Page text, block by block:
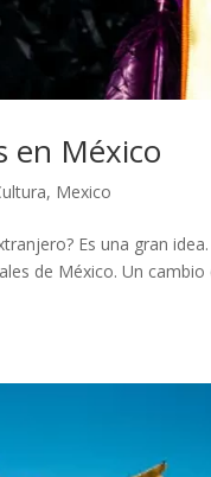
en México
, Mexico
Es una gran
de México. Un